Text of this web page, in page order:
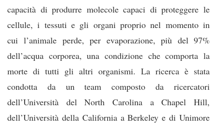
capacità di produrre molecole capaci di proteggere le
cellule, i tessuti e gli organi proprio nel momento in
cui l’animale perde, per evaporazione, più del 97%
dell’acqua corporea, una condizione che comporta la
morte di tutti gli altri organismi. La ricerca è stata
condotta da un team composto da ricercatori
dell’Università del North Carolina a Chapel Hill,
dell’Università della California a Berkeley e di Unimore